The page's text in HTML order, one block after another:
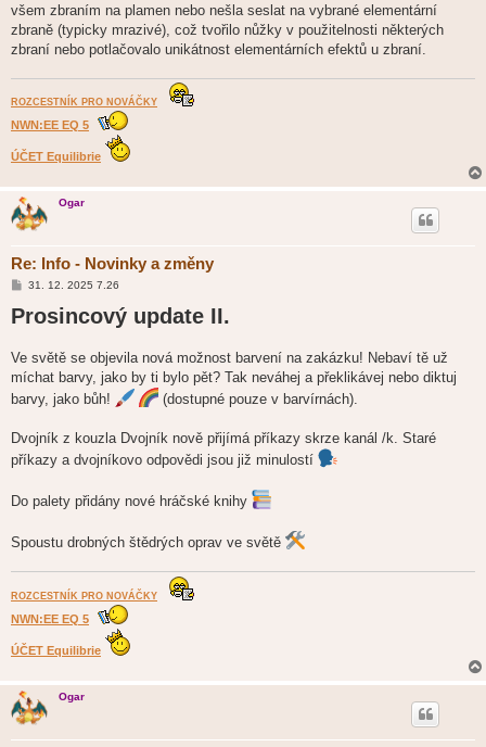
všem zbraním na plamen nebo nešla seslat na vybrané elementární
zbraně (typicky mrazivé), což tvořilo nůžky v použitelnosti některých
zbraní nebo potlačovalo unikátnost elementárních efektů u zbraní.
ROZCESTNÍK PRO NOVÁČKY
NWN:EE EQ 5
ÚČET Equilibrie
Ogar
Re: Info - Novinky a změny
P
í
s
v
e
31. 12. 2025 7.26
Prosincový update II.
Ve světě se objevila nová možnost barvení na zakázku! Nebaví tě už
míchat barvy, jako by ti bylo pět? Tak neváhej a překlikávej nebo diktuj
barvy, jako bůh!
(dostupné pouze v barvírnách).
Dvojník z kouzla Dvojník nově přijímá příkazy skrze kanál /k. Staré
příkazy a dvojníkovo odpovědi jsou již minulostí
Do palety přidány nové hráčské knihy
Spoustu drobných štědrých oprav ve světě
ROZCESTNÍK PRO NOVÁČKY
NWN:EE EQ 5
ÚČET Equilibrie
Ogar